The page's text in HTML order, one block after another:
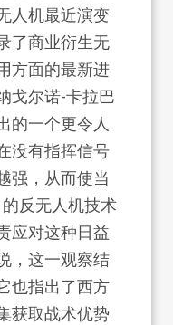
人机最近演变
了商业衍生无
方面的最新进
戈尔诺-卡拉巴
的一个更令人
没有指挥信号
强，从而使当
反无人机技术
应对这种日益
，这一观察结
也指出了西方
获取战术优势